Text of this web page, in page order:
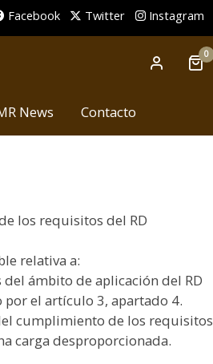
Facebook Twitter Instagram
0
News Contacto
los requisitos del RD
relativa a:
ámbito de aplicación del RD
el artículo 3, apartado 4.
cumplimiento de los requisitos
carga desproporcionada.